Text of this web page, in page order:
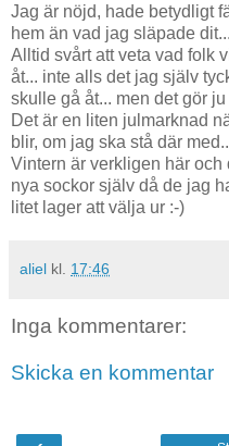
Jag är nöjd, hade betydligt
hem än vad jag släpade dit...
Alltid svårt att veta vad folk
åt... inte alls det jag själv
skulle gå åt... men det gör ju
Det är en liten julmarknad
blir, om jag ska stå där
Vintern är verkligen här
nya sockor själv då de jag
litet lager att välja ur :-)
aliel kl. 17:46
Inga kommentarer:
Skicka en kommentar